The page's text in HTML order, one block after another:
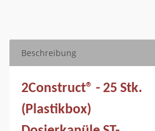
Beschreibung
2Construct® - 25 Stk.
(Plastikbox)